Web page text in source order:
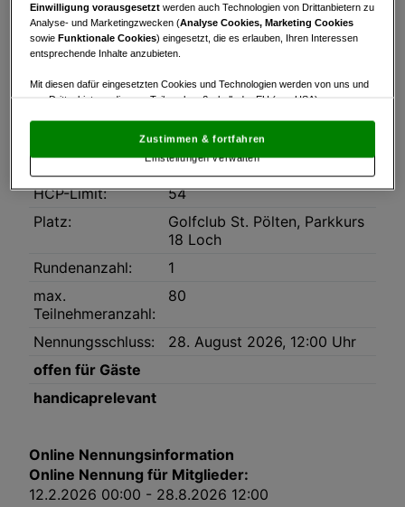
Turnierinfo
https://www.nexxchange.com/search/tournaments/
st-polten
2026-08-29_GC_St_Poelten_CMS_2026_FINAL.pdf
29.08.2026
Zählwettspiel
HCP-Limit:
54
Platz:
Golfclub St. Pölten, Parkkurs
18 Loch
Rundenanzahl:
1
max.
Teilnehmeranzahl:
80
Nennungsschluss:
28. August 2026, 12:00 Uhr
offen für Gäste
handicaprelevant
Online Nennungsinformation
Online Nennung für Mitglieder:
12.2.2026 00:00 - 28.8.2026 12:00
Einwilligung vorausgesetzt werden auch Technologien von Drittanbietern zu
Analyse- und Marketingzwecken (Analyse Cookies, Marketing Cookies
sowieFunktionale Cookies) eingesetzt, die es erlauben, Ihren Interessen
entsprechende Inhalte anzubieten.
Mit diesen dafür eingesetzten Cookies und Technologien werden von uns und
von Drittanbietern, die zum Teil auch außerhalb der EU (u.a. USA)
angemessenes Datenschutzniveau bescheinigt.Es besteht insbesondere
das Risiko, dass Ihre Daten dem Zugriff durch US-Behörden zu Kontroll- und
Überwachungszwecken unterliegen und dagegen keine wirksamen
Rechtsbehelfe zur Verfügung stehen.
Mit Klick auf „Zustimmen & fortfahren“ willigen Sie in die Verwendung
von unseren Cookies und auch von Drittanbietern (auch aus USA) ein.
Widerspruch gegen die Verarbeitung auf der Grundlage berechtigter
jeder Seite unten im Footer befinden.
Impressum
Wir und unsere Partner verarbeiten Daten, um
aktiv abfragen. Speichern von oder Zugriff auf Informationen auf einem
Endgerät. Personalisierte Werbung und Inhalte, Messung von Werbeleistung
und der Performance von Inhalten, Zielgruppenforschung sowie Entwicklung
und Verbesserung von Angeboten.
Einstellungen verwalten
Zustimmen & fortfahren